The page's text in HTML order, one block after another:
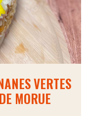
VERTES
MORUE